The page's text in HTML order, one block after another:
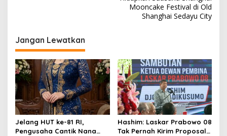
g
a
s
i
p
o
s
Mooncake Festival di Old
Shanghai Sedayu City
Jangan Lewatkan
Jelang HUT ke-81 RI,
Pengusaha Cantik Nana
Hashim: Laskar Prabowo 08
Tak Pernah Kirim Proposal